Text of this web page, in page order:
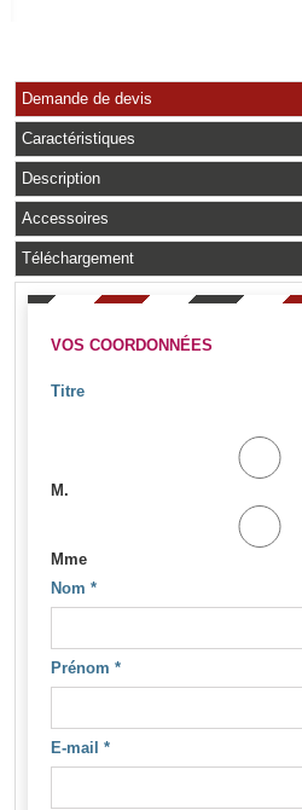
Demande de devis
Caractéristiques
Description
Accessoires
Téléchargement
VOS COORDONNÉES
Titre
M.
Mme
Nom *
Prénom *
E-mail *